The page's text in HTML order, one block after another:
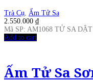
Trà Cụ
Ấm Tử Sa
2.550.000 ₫
Mã SP: AM1068 TỬ SA
Add to cart
Ấm Tử Sa